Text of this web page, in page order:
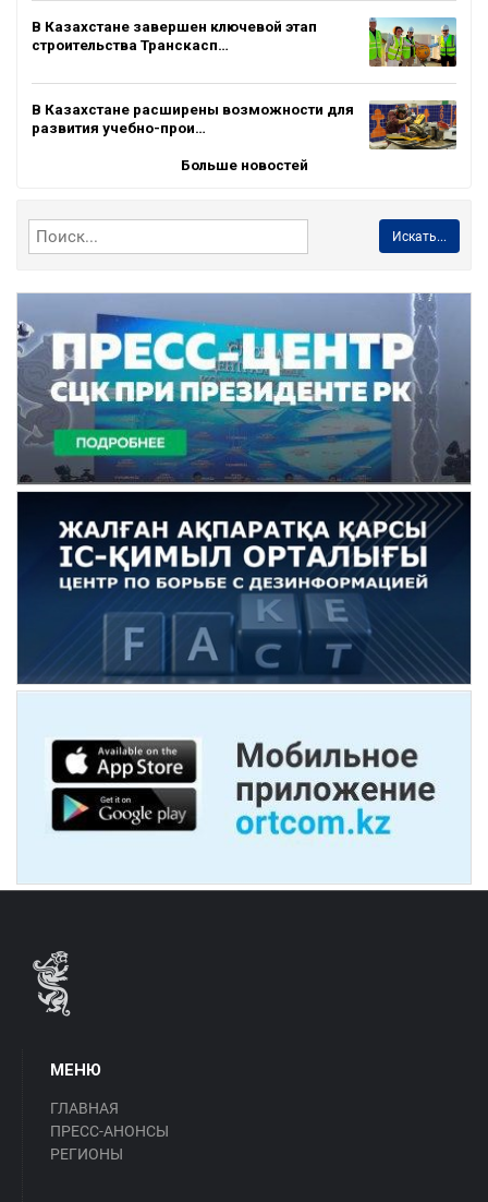
В Казахстане завершен ключевой этап
строительства Транскасп…
В Казахстане расширены возможности для
развития учебно-прои…
Больше новостей
Искать...
МЕНЮ
ГЛАВНАЯ
ПРЕСС-АНОНСЫ
РЕГИОНЫ